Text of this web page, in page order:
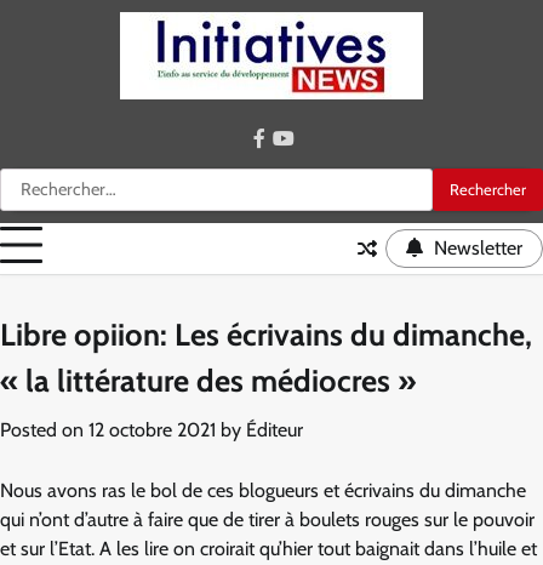
Rechercher :
facebook
youtube
Newsletter
Libre opiion: Les écrivains du dimanche,
« la littérature des médiocres »
Posted on 12 octobre 2021 by Éditeur
Nous avons ras le bol de ces blogueurs et écrivains du dimanche
qui n’ont d’autre à faire que de tirer à boulets rouges sur le pouvoir
et sur l’Etat. A les lire on croirait qu’hier tout baignait dans l’huile et